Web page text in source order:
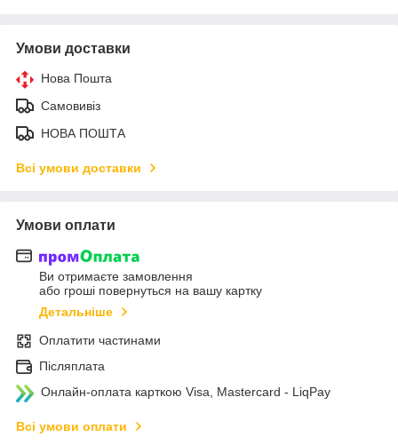
Умови доставки
Нова Пошта
Самовивіз
НОВА ПОШТА
Всі умови доставки
Умови оплати
Ви отримаєте замовлення
або гроші повернуться на вашу картку
Детальніше
Оплатити частинами
Післяплата
Онлайн-оплата карткою Visa, Mastercard - LiqPay
Всі умови оплати